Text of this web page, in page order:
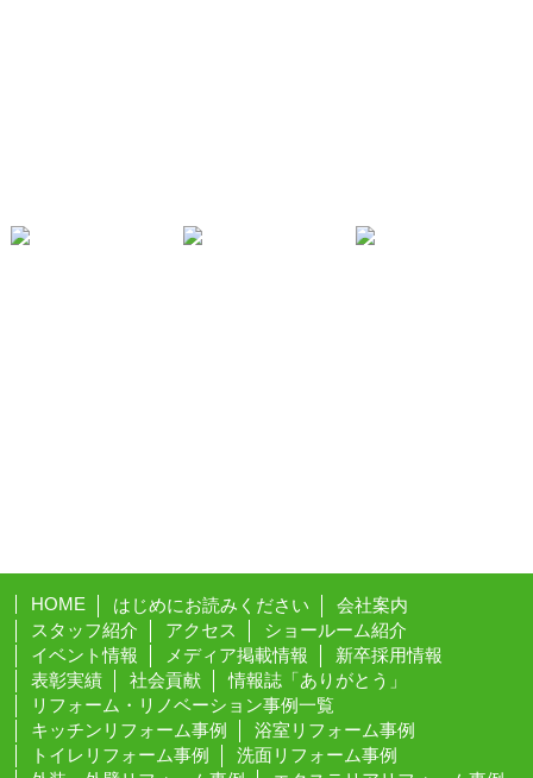
HOME はじめにお読みください
会社案内
スタッフ紹介
アクセス
ショールーム紹介
イベント情報
メディア掲載情報
新卒採用情報
表彰実績
社会貢献
情報誌「ありがとう」
リフォーム・リノベーション事例一覧
キッチンリフォーム事例
浴室リフォーム事例
トイレリフォーム事例
洗面リフォーム事例